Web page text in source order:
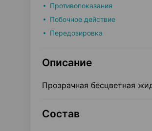
Противопоказания
Побочное действие
Передозировка
Описание
Прозрачная бесцветная
Состав